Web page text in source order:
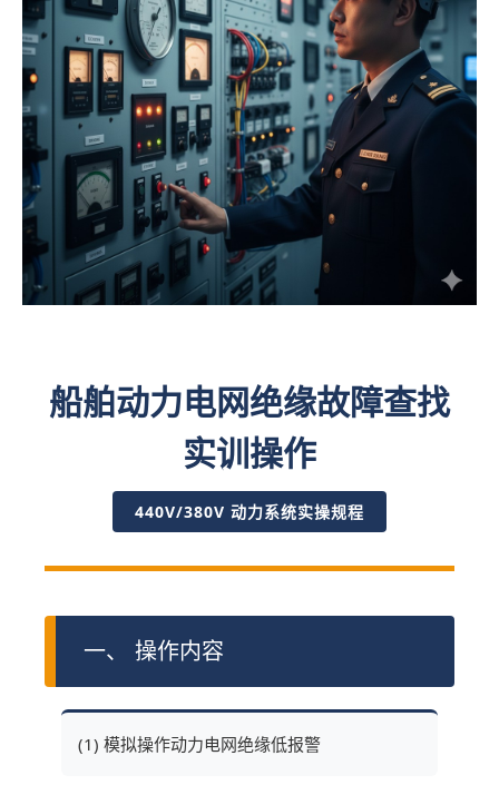
船舶动力电网绝缘故障查找
实训操作
440V/380V 动力系统实操规程
一、 操作内容
(1) 模拟操作动力电网绝缘低报警